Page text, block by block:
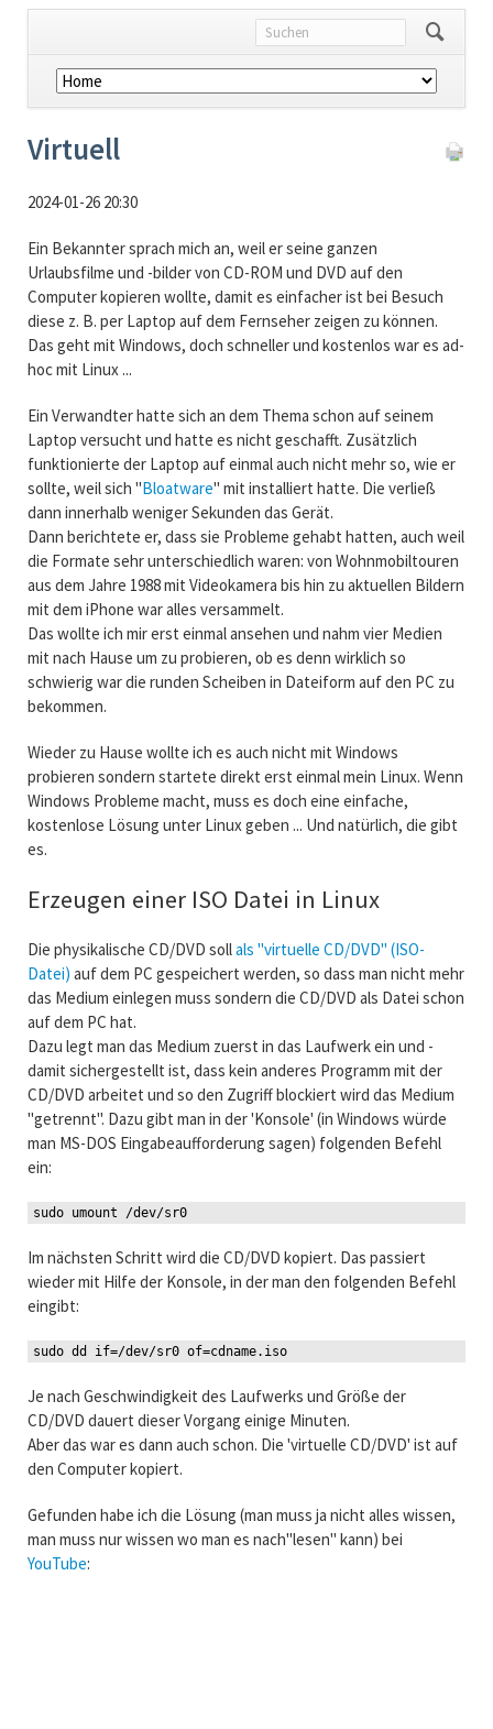
Navigation
überspringen
Virtuell
2024-01-26 20:30
Ein Bekannter sprach mich an, weil er seine ganzen
Urlaubsfilme und -bilder von CD-ROM und DVD auf den
Computer kopieren wollte, damit es einfacher ist bei Besuch
diese z. B. per Laptop auf dem Fernseher zeigen zu können.
Das geht mit Windows, doch schneller und kostenlos war es ad-
hoc mit Linux ...
Ein Verwandter hatte sich an dem Thema schon auf seinem
Laptop versucht und hatte es nicht geschafft. Zusätzlich
funktionierte der Laptop auf einmal auch nicht mehr so, wie er
sollte, weil sich "Bloatware" mit installiert hatte. Die verließ
dann innerhalb weniger Sekunden das Gerät.
Dann berichtete er, dass sie Probleme gehabt hatten, auch weil
die Formate sehr unterschiedlich waren: von Wohnmobiltouren
aus dem Jahre 1988 mit Videokamera bis hin zu aktuellen Bildern
mit dem iPhone war alles versammelt.
Das wollte ich mir erst einmal ansehen und nahm vier Medien
mit nach Hause um zu probieren, ob es denn wirklich so
schwierig war die runden Scheiben in Dateiform auf den PC zu
bekommen.
Wieder zu Hause wollte ich es auch nicht mit Windows
probieren sondern startete direkt erst einmal mein Linux. Wenn
Windows Probleme macht, muss es doch eine einfache,
kostenlose Lösung unter Linux geben ... Und natürlich, die gibt
es.
Erzeugen einer ISO Datei in Linux
Die physikalische CD/DVD sollals "virtuelle CD/DVD" (ISO-
Datei) auf dem PC gespeichert werden, so dass man nicht mehr
das Medium einlegen muss sondern die CD/DVD als Datei schon
auf dem PC hat.
Dazu legt man das Medium zuerst in das Laufwerk ein und -
damit sichergestellt ist, dass kein anderes Programm mit der
CD/DVD arbeitet und so den Zugriff blockiert wird das Medium
"getrennt". Dazu gibt man in der 'Konsole' (in Windows würde
man MS-DOS Eingabeaufforderung sagen) folgenden Befehl
ein:
sudo umount /dev/sr0
Im nächsten Schritt wird die CD/DVD kopiert. Das passiert
wieder mit Hilfe der Konsole, in der man den folgenden Befehl
eingibt:
sudo dd if=/dev/sr0 of=cdname.iso
Je nach Geschwindigkeit des Laufwerks und Größe der
CD/DVD dauert dieser Vorgang einige Minuten.
Aber das war es dann auch schon. Die 'virtuelle CD/DVD' ist auf
den Computer kopiert.
Gefunden habe ich die Lösung (man muss ja nicht alles wissen,
man muss nur wissen wo man es nach"lesen" kann) bei
YouTube: